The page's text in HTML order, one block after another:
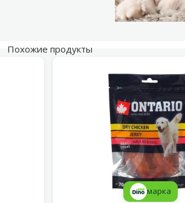
Похожие продукты
марка